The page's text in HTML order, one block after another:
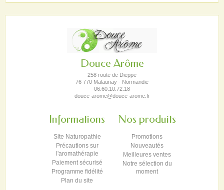
Douce Arôme
258 route de Dieppe
76 770 Malaunay - Normandie
06.60.10.72.18
douce-arome@douce-arome.fr
Informations
Site Naturopathie
Précautions sur
l'aromathérapie
Paiement sécurisé
Programme fidélité
Plan du site
Nos produits
Promotions
Nouveautés
Meilleures ventes
Notre sélection du
moment